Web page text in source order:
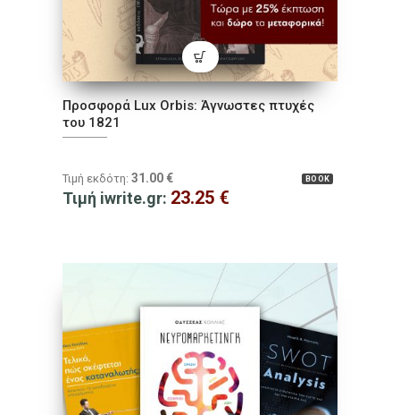
Προσφορά Lux Orbis: Άγνωστες πτυχές
του 1821
BOOK
Τιμή εκδότη: 31.00 €
Τιμή iwrite.gr: 23.25 €